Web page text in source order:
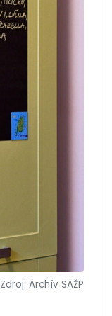
Zdroj: Archív SAŽP